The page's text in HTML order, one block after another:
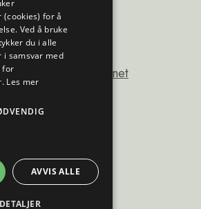
/ karasjok
FINNISH
SWEDISH
(cookies) for å
Ved å bruke
du i alle
i samsvar med
for
Les mer
AVVIS ALLE